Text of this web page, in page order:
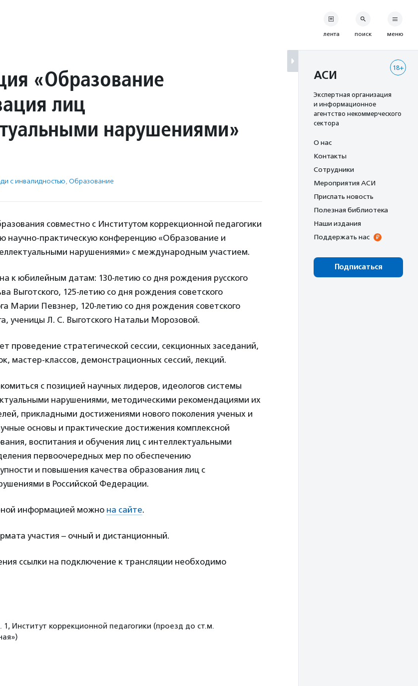
«Образование
лиц
нарушениями»
с инвалидностью, Образование
совместно с Институтом коррекционной педагогики
научно-практическую конференцию «Образование и
нарушениями» с международным участием.
к юбилейным датам: 130-летию со дня рождения русского
Выготского, 125-летию со дня рождения советского
Марии Певзнер, 120-летию со дня рождения советского
ученицы Л. С. Выготского Натальи Морозовой.
проведение стратегической сессии, секционных заседаний,
мастер-классов, демонстрационных сессий, лекций.
с позицией научных лидеров, идеологов системы
нарушениями, методическими рекомендациями их
прикладными достижениями нового поколения ученых и
основы и практические достижения комплексной
воспитания и обучения лиц с интеллектуальными
первоочередных мер по обеспечению
и повышения качества образования лиц с
в Российской Федерации.
информацией можно на сайте.
участия – очный и дистанционный.
ссылки на подключение к трансляции необходимо
1, Институт коррекционной педагогики (проезд до ст.м.
лента поиск меню
18+
АСИ
Экспертная организация
и информационное
агентство некоммерческого
сектора
О нас
Контакты
Сотрудники
Мероприятия АСИ
Прислать новость
Полезная библиотека
Наши издания
Поддержать нас
Подписаться